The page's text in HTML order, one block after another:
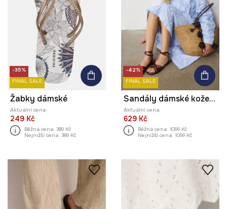
-35%
FINAL SALE
Žabky dámské
Aktuální cena:
249 Kč
Běžná cena: 389 Kč
Nejnižší cena: 389 Kč
-42%
FINAL SALE
Sandály dámské kožené s přezkami
Aktuální cena:
629 Kč
Běžná cena: 1099 Kč
Nejnižší cena: 1099 Kč